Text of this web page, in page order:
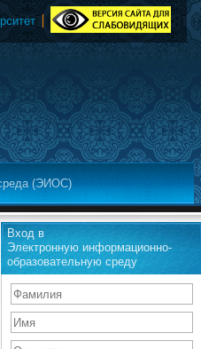
(ЭИОС)
Вход в
Электронную информационно-
образовательную среду